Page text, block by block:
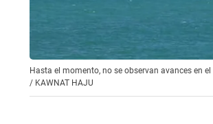
Hasta el momento, no se observan avances en
/ KAWNAT HAJU